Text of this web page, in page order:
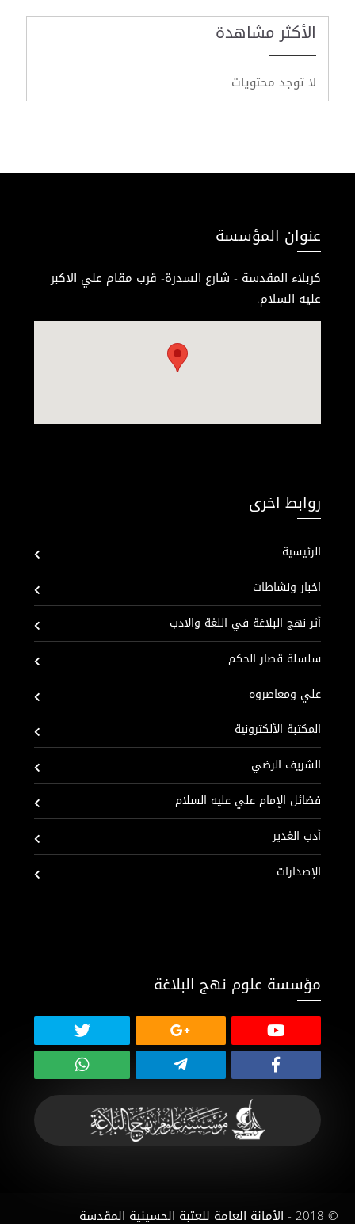
الأكثر مشاهدة
لا توجد محتويات
عنوان المؤسسة
كربلاء المقدسة - شارع السدرة- قرب مقام علي الاكبر
عليه السلام.
روابط اخرى
الرئيسية
اخبار ونشاطات
أثر نهج البلاغة في اللغة والادب
سلسلة قصار الحكم
علي ومعاصروه
المكتبة الألكترونية
الشريف الرضي
فضائل الإمام علي عليه السلام
أدب الغدير
الإصدارات
مؤسسة علوم نهج البلاغة
© 2018 - الأمانة العامة للعتبة الحسينية المقدسة